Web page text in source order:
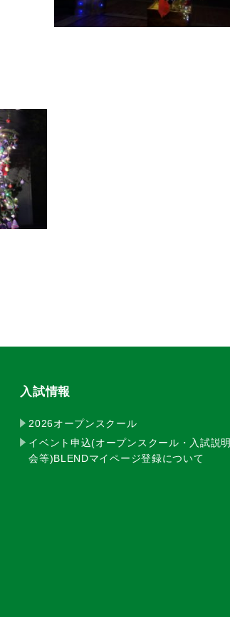
入試情報
2026オープンスクール
イベント申込(オープンスクール・入試説明
会等)BLENDマイページ登録について